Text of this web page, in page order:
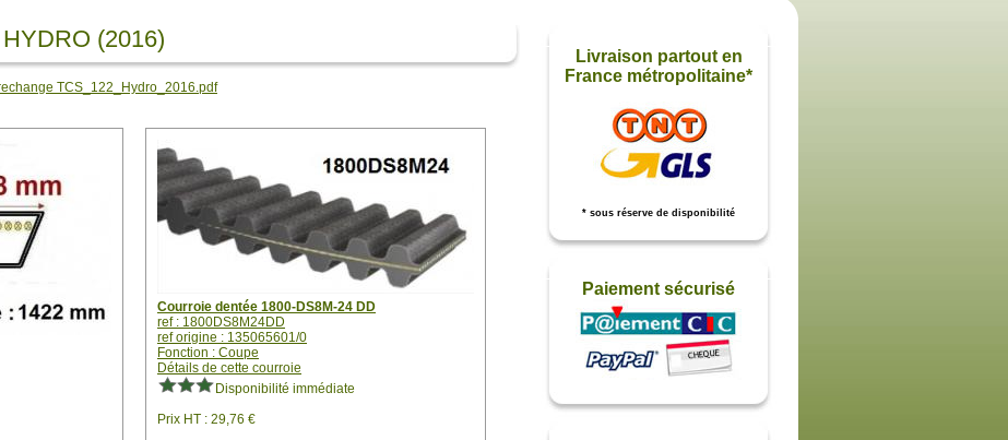
(2016)
TCS_122_Hydro_2016.pdf
Courroie dentée 1800-DS8M-24 DD
ref : 1800DS8M24DD
ref origine : 135065601/0
Fonction : Coupe
Détails de cette courroie
Disponibilité immédiate
Prix HT : 29,76 €
Livraison partout en
France métropolitaine*
* sous réserve de disponibilité
Paiement sécurisé